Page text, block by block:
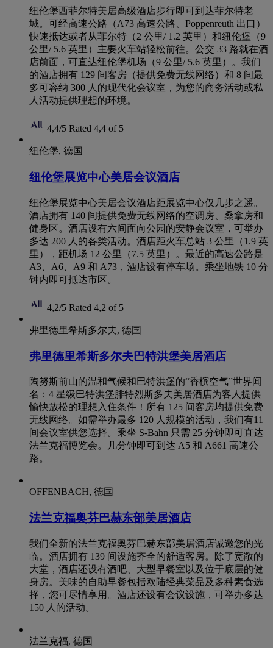
纽伦堡西菲尔特美居高级酒店步行即可到达菲尔特老
城。可经高速公路（A73 高速公路、Poppenreuth 出口）
快速抵达或者从菲尔特（2 公里/ 1.2 英里）和纽伦堡（9
公里/ 5.6 英里）主要火车站轻松前往。公交 33 路就在酒
店前面，可直达纽伦堡机场（9 公里/ 5.6 英里）。我们
的酒店拥有 129 间客房（提供免费无线网络）和 8 间最
多可容纳 300 人的现代化会议室，为您的商务活动或私
人活动提供理想的环境。
4,4/5 Rated 4,4 of 5
纽伦堡, 德国
纽伦堡展览中心美居会议酒店
纽伦堡展览中心美居会议酒店距展览中心仅几步之遥。
酒店拥有 140 间提供免费无线网络的空调房、桑拿房和
健身区。酒店设有六间面向公园的安静会议室，可举办
多达 200 人的各类活动。酒店距火车总站 3 公里（1.9 英
里），距机场 12 公里（7.5 英里）。最近的高速公路是
A3、A6、A9 和 A73，酒店设有停车场。乘坐地铁 10 分
钟内即可抵达市区。
4,2/5 Rated 4,2 of 5
弗里德里希斯多尔夫, 德国
弗里德里希斯多尔夫巴特洪堡美居酒店
陶努斯前山的温和气候和巴特洪堡的“香槟空气”世界闻
名：4 星级巴特洪堡腓特烈斯多夫美居酒店为客人提供
愉快放松的理想入住条件！所有 125 间客房均提供免费
无线网络。如需举办最多 120 人规模的活动，我们有11
间会议室供您选择。乘坐 S-Bahn 只需 25 分钟即可直达
法兰克福博览会。几分钟即可到达 A5 和 A661 高速公
路。
OFFENBACH, 德国
法兰克福奥芬巴赫东部美居酒店
我们全新的法兰克福奥芬巴赫东部美居酒店诚邀您的光
临。酒店拥有 139 间设施齐全的舒适客房。除了宽敞的
大堂，酒店还设有酒吧、大型早餐室以及位于底层的健
身房。美味的自助早餐包括欧陆经典菜品及多种素食选
择，您可尽情享用。酒店还设有会议设施，可举办多达
150 人的活动。
法兰克福, 德国